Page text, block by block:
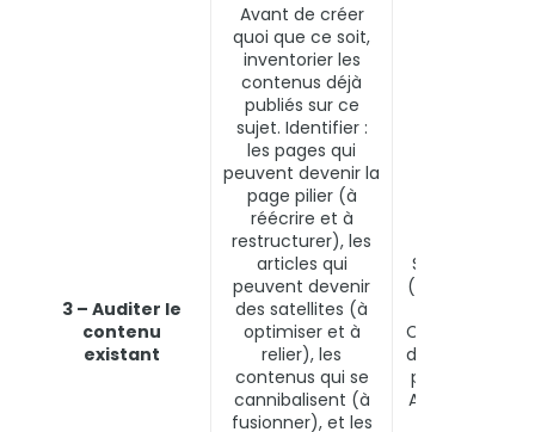
3 – Auditer le
contenu
existant
Avant de créer
quoi que ce soit,
inventorier les
contenus déjà
publiés sur ce
sujet. Identifier :
les pages qui
peuvent devenir la
page pilier (à
réécrire et à
restructurer), les
articles qui
peuvent devenir
des satellites (à
optimiser et à
relier), les
contenus qui se
cannibalisent (à
fusionner), et les
Screaming
(crawl
Console
de couverture
Ahrefs Site